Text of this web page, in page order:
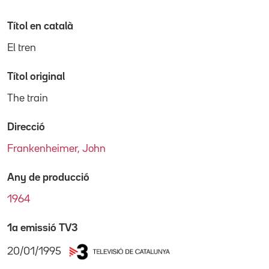
Títol en català
El tren
Títol original
The train
Direcció
Frankenheimer, John
Any de producció
1964
1a emissió TV3
20/01/1995